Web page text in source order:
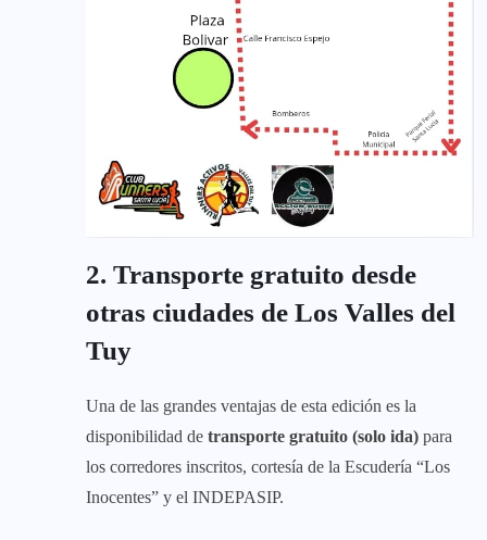
2. Transporte gratuito desde
otras ciudades de Los Valles del
Tuy
Una de las grandes ventajas de esta edición es la
disponibilidad de transporte gratuito (solo ida) para
los corredores inscritos, cortesía de la Escudería “Los
Inocentes” y el INDEPASIP.